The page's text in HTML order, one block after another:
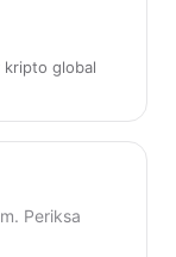
kripto global
Periksa